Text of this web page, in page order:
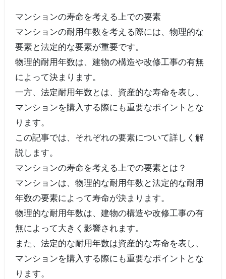
マンションの寿命を考える上での要素
マンションの耐用年数を考える際には、物理的な
要素と法定的な要素が重要です。
物理的耐用年数は、建物の構造や改修工事の有無
によって決まります。
一方、法定耐用年数とは、資産的な寿命を表し、
マンションを購入する際にも重要なポイントとな
ります。
この記事では、それぞれの要素について詳しく解
説します。
マンションの寿命を考える上での要素とは？
マンションは、物理的な耐用年数と法定的な耐用
年数の要素によって寿命が決まります。
物理的な耐用年数は、建物の構造や改修工事の有
無によって大きく影響されます。
また、法定的な耐用年数は資産的な寿命を表し、
マンションを購入する際にも重要なポイントとな
ります。